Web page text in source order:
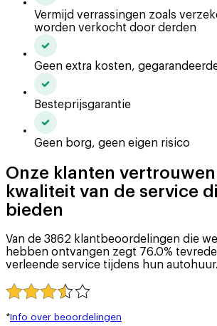
Vermijd verrassingen zoals
worden verkocht door derden
Geen extra kosten,
Besteprijsgarantie
Geen borg, geen eigen risico
Onze klanten
kwaliteit van de service
bieden
Van de 3862 klantbeoordelingen die
hebben ontvangen zegt 76.0%
verleende service tijdens hun autohuur.
*Info over beoordelingen